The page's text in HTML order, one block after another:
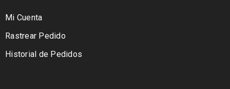
Mi Cuenta
Rastrear Pedido
Historial de Pedidos